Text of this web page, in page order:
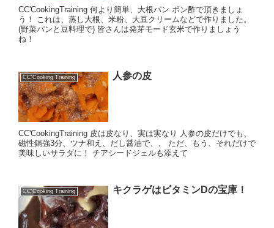
CC'CookingTraining 何より簡単、大根パン ポン酢で頂きましょ
う！ これは、蒸し大根、米粉、大豆クリームなどで作りました。
(野菜パンと豆料理で) 皆さんは発芽モード玄米で作りましょう
ね！
CC'Cooking Training 人参の皮
CC'CookingTraining 皮は皮なり、実は実なり 人参の皮だけでも、
磁性鍋強3分、ツナ和え、だし醤油で、、 ただ、もう、それだけで
美味しいサラダに！ チアシードジェルも添えて
CC'Cooking Training キクラゲはビタミンDの宝庫！